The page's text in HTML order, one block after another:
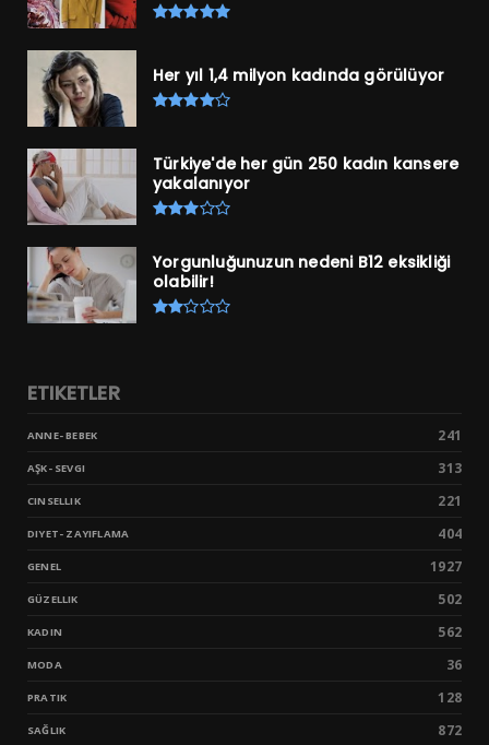
Her yıl 1,4 milyon kadında görülüyor
Türkiye'de her gün 250 kadın kansere
yakalanıyor
Yorgunluğunuzun nedeni B12 eksikliği
olabilir!
ETIKETLER
ANNE- BEBEK 241
AŞK- SEVGI 313
CINSELLIK 221
DIYET- ZAYIFLAMA 404
GENEL 1927
GÜZELLIK 502
KADIN 562
MODA 36
PRATIK 128
SAĞLIK 872